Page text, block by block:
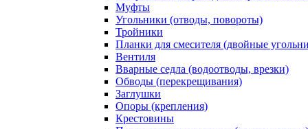
Муфты
Угольники (отводы, повороты)
Тройники
Планки для смесителя (двойные
Вентиля
Вварные седла (водоотводы, врезки)
Обводы (перекрещивания)
Заглушки
Опоры (крепления)
Крестовины